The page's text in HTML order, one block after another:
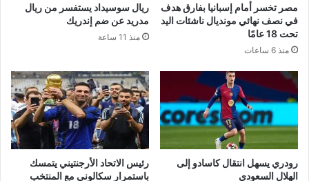
مصر تخسر أمام إسبانيا بفارق هدف
في نصف نهائي مونديال ناشئات اليد
تحت 18 عامًا
منذ 6 ساعات
ريال سوسيداد يستفسر من ريال
مدريد عن ضم إندريك
منذ 11 ساعة
رودري يسهل انتقال كاسادو إلى
الهلال السعودي
رئيس الاتحاد الأرجنتيني يتمسك
باستمرار سكالوني مع المنتخب